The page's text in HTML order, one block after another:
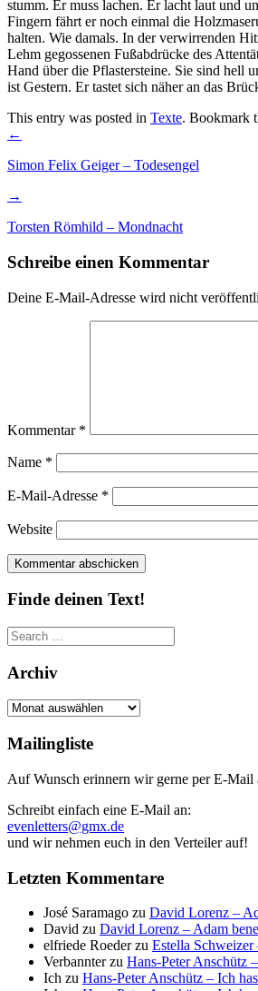
stumm. Er muss lachen. Er lacht laut und
Fingern fährt er noch einmal die
halten. Wie damals. In der verwirrenden
Lehm gegossenen Fußabdrücke des
Hand über die Pflastersteine. Sie sind hell
ist Gestern. Er tastet sich näher an das
This entry was posted in Texte. Bookmark
Post
←
Simon Felix Geiger – Todesengel
→
Torsten Römhild – Mondnacht
Schreibe einen Kommentar
Deine E-Mail-Adresse wird nicht
Kommentar *
Name *
E-Mail-Adresse *
Website
Finde deinen Text!
Search
for:
Archiv
Archiv
Mailingliste
Auf Wunsch erinnern wir gerne per E-Mail
Schreibt einfach eine E-Mail an:
evenletters@gmx.de
und wir nehmen euch in den Verteiler auf!
Letzten Kommentare
José Saramago zu David Lorenz –
David zu David Lorenz – Adam
elfriede Roederzu Estella
Verbannterzu Hans-Peter Anschütz
Ich zu Hans-Peter Anschütz – Ich